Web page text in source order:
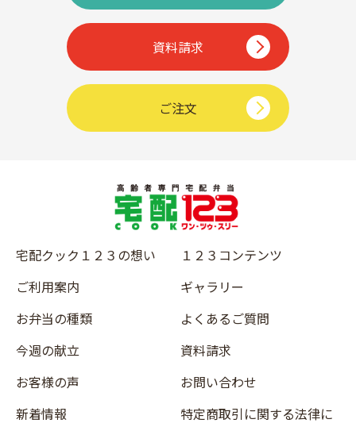
資料請求
ご注文
宅配クック１２３の想い
ご利用案内
お弁当の種類
今週の献立
お客様の声
新着情報
１２３コンテンツ
ギャラリー
よくあるご質問
資料請求
お問い合わせ
特定商取引に関する法律に